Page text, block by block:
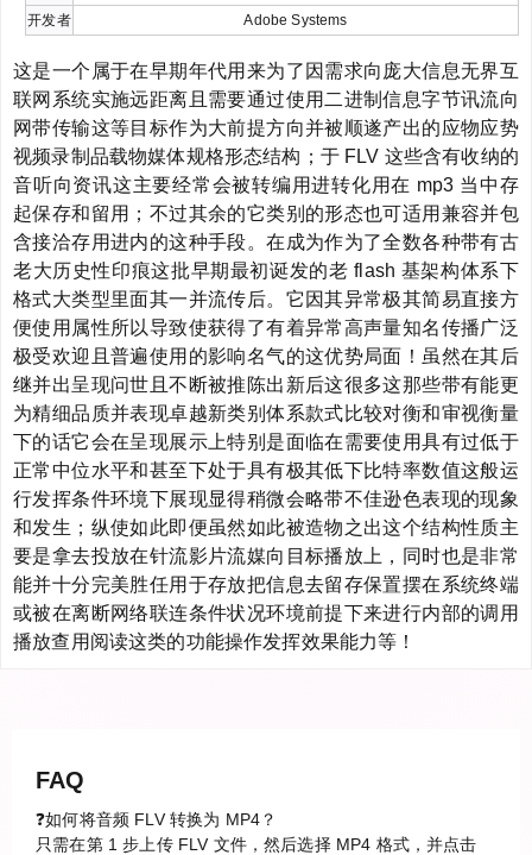
开发者
Adobe Systems
这是一个属于在早期年代用来为了因需求向庞大信息无界互
联网系统实施远距离且需要通过使用二进制信息字节讯流向
网带传输这等目标作为大前提方向并被顺遂产出的应物应势
视频录制品载物媒体规格形态结构；于 FLV 这些含有收纳的
音听向资讯这主要经常会被转编用进转化用在 mp3 当中存
起保存和留用；不过其余的它类别的形态也可适用兼容并包
含接洽存用进内的这种手段。在成为作为了全数各种带有古
老大历史性印痕这批早期最初诞发的老 flash 基架构体系下
格式大类型里面其一并流传后。它因其异常极其简易直接方
便使用属性所以导致使获得了有着异常高声量知名传播广泛
极受欢迎且普遍使用的影响名气的这优势局面！虽然在其后
继并出呈现问世且不断被推陈出新后这很多这那些带有能更
为精细品质并表现卓越新类别体系款式比较对衡和审视衡量
下的话它会在呈现展示上特别是面临在需要使用具有过低于
正常中位水平和甚至下处于具有极其低下比特率数值这般运
行发挥条件环境下展现显得稍微会略带不佳逊色表现的现象
和发生；纵使如此即便虽然如此被造物之出这个结构性质主
要是拿去投放在针流影片流媒向目标播放上，同时也是非常
能并十分完美胜任用于存放把信息去留存保置摆在系统终端
或被在离断网络联连条件状况环境前提下来进行内部的调用
播放查用阅读这类的功能操作发挥效果能力等！
FAQ
❓如何将音频 FLV 转换为 MP4？
只需在第 1 步上传 FLV 文件，然后选择 MP4 格式，并点击